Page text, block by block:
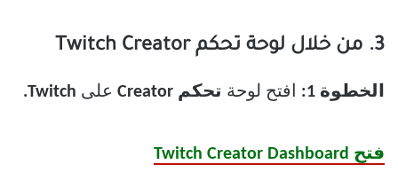
3. من خلال لوحة تحكم Twitch Creator
الخطوة 1: افتح لوحة تحكم Creator على Twitch.
فتح Twitch Creator Dashboard